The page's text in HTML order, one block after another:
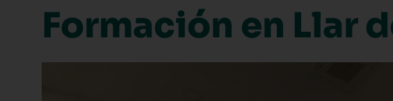
Formación en Llar